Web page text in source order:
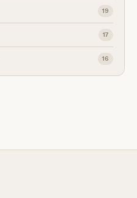
19
17
16